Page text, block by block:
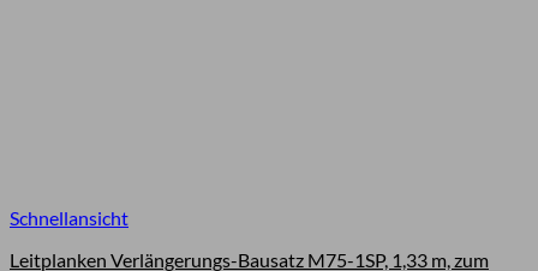
Schnellansicht
Leitplanken Verlängerungs-Bausatz M75-1SP, 1,33 m, zum